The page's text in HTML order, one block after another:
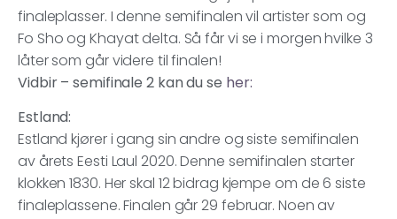
finaleplasser. I denne semifinalen vil artister som og
Fo Sho og Khayat delta. Så får vi se i morgen hvilke 3
låter som går videre til finalen!
Vidbir – semifinale 2 kan du se her:
Estland:
Estland kjører i gang sin andre og siste semifinalen
av årets Eesti Laul 2020. Denne semifinalen starter
klokken 1830. Her skal 12 bidrag kjempe om de 6 siste
finaleplassene. Finalen går 29 februar. Noen av